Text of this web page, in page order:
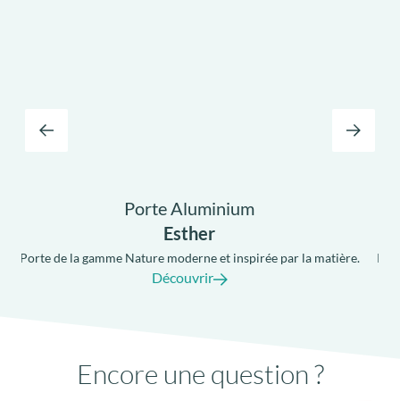
Porte Aluminium
Esther
Porte de la gamme Nature moderne et inspirée par la matière.
Découvrir
Encore une question ?